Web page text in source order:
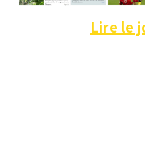
Lire le